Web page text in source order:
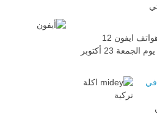
أعلنت شركة آبل الأمريكية أن هواتف ايفون 12
ستتوفر في الأسواق اعتبارًا من يوم الجمعة 23 أكتوبر
في